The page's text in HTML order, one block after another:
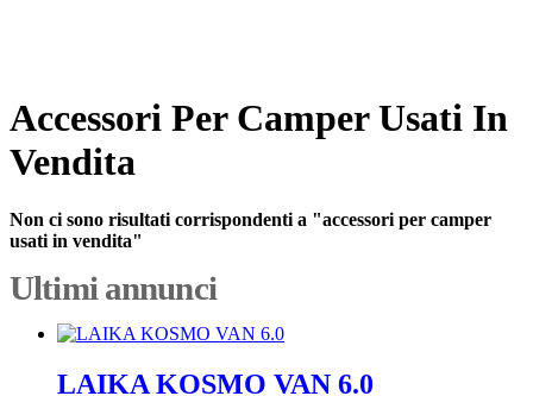
Accessori Per Camper Usati In
Vendita
Non ci sono risultati corrispondenti a "accessori per camper
usati in vendita"
Ultimi annunci
LAIKA KOSMO VAN 6.0